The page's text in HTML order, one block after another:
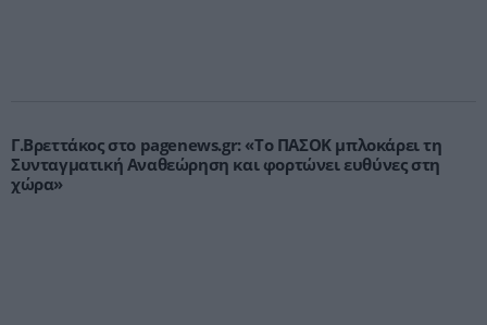
Γ.Βρεττάκος στο pagenews.gr: «Το ΠΑΣΟΚ μπλοκάρει τη
Συνταγματική Αναθεώρηση και φορτώνει ευθύνες στη
χώρα»